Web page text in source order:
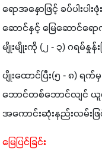
ရောအနှောဖြင့် ခပ်ပါးပ
ဆောင်နှင့် မြေဆောင်ရေ
မျိုးမျိုးကို (၂ - ၃) ဂရမ်နှု
ပျိုးထောင်ပြီး(၅ - ၈) ရက်
ဘောင်တစ်ဘောင်လျင် ယူရီ
အကောင်းဆုံးနည်းလမ်းဖ
မြေပြင်ခြင်း